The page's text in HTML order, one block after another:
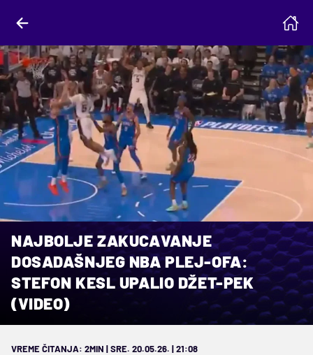
NAJBOLJE ZAKUCAVANJE
DOSADAŠNJEG NBA PLEJ-OFA:
STEFON KESL UPALIO DŽET-PEK
(VIDEO)
VREME ČITANJA: 2MIN | SRE. 20.05.26. | 21:08